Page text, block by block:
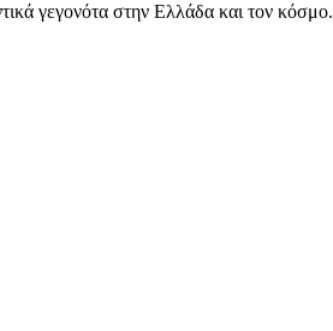
γεγονότα στην Ελλάδα και τον κόσμο.